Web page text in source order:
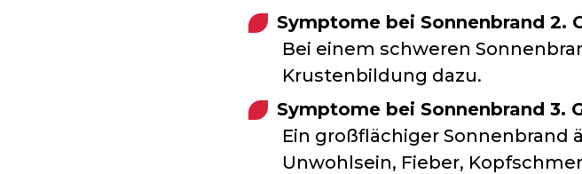
Symptome bei Sonnenbrand 2.
Bei einem schweren
Krustenbildung dazu.
Symptome bei Sonnenbrand 3.
Ein großflächiger Sonnenbrand
Unwohlsein, Fieber,